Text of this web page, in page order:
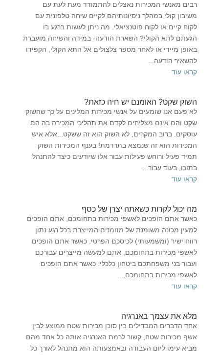
רבים מאנשי המכירות נאצלים להתמודד מעת לעת עם
משיבון קולי במהלך ניסיונותיהם לקיים שיחה טלפונית עם
לקוח קיים או לקוח פוטנציאלי. מה ניתן לעשות ברגע בו
הגעתם לתא הקולי? השארת הודעה- במידה והשיחה מועברת
באופן מיידי או לאחר מספר צלצולים אל התא הקולי, הקפידו
להשאיר הודעה...
קראו עוד
השוק שקט? האומנם יש חיה כזאת?
לא פעם אנו שומעים על אנשי מכירות המלינים על כך שהשוק
שקט והם אינם מצליחים לקדם את תהליכי המכירה בה הם
עוסקים. ברוב המקרים, לא השוק הוא זה ששקט...אלא איש
המכירות הוא זה שנמצא בתרדמת! בענף המכירות השוק
תמיד פעיל ורוחש פעילות עבור אלו שיודעים כיצד להתנהל
בתוכו, בעוד עבור...
קראו עוד
מה יכול לקרות כשאתה יצרן של כסף
כאשר אתם הופכים לאשפי מכירות בתחומכם, אתם הופכים
למעין מכונה משומנת של מזומנים המייצרת בכל רגע נתון
רווח ישיר (ומשמעותי) לכיסכם הפרטי. כאשר אתם הופכים
לאשפי מכירות בתחומכם, אתם למעשה מייצרים עבורכם
ועבור בני משפחתכם ביטחון כלכלי. כאשר אתם הופכים
לאשפי מכירות בתחומכם,...
קראו עוד
מלא את עצמך באנרגיה
אחד הדברים המבדילים בין סוכן מכירות שטח ממוצע לבין
אשף מכירות שטח, קשור לרמת האנרגיה אותה כל אחד מהם
מביא עימו ליום העבודה ובאמצעותה הוא מתנהל לאורך כל